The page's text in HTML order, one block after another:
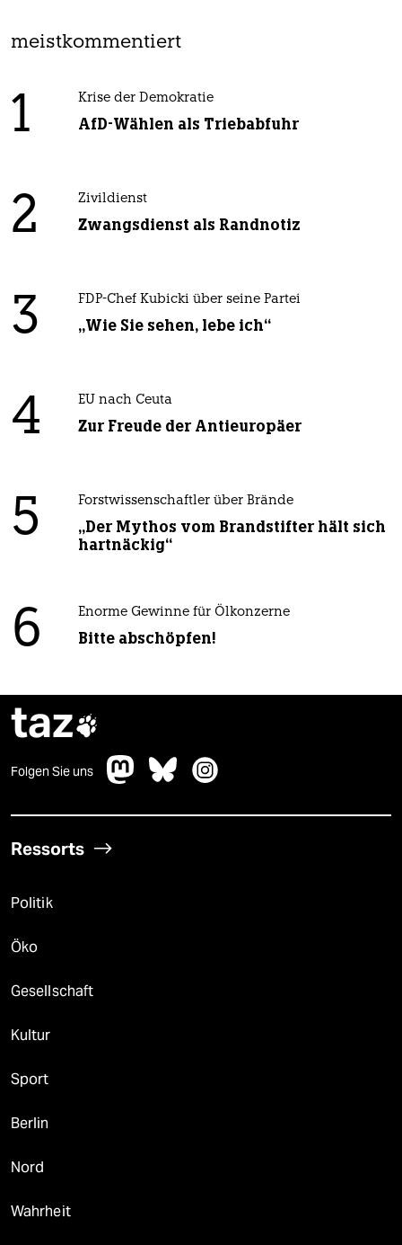
meistkommentiert
1 Krise der Demokratie
AfD-Wählen als Triebabfuhr
2 Zivildienst
Zwangsdienst als Randnotiz
3 FDP-Chef Kubicki über seine Partei
„Wie Sie sehen, lebe ich“
4 EU nach Ceuta
Zur Freude der Antieuropäer
5 Forstwissenschaftler über Brände
„Der Mythos vom Brandstifter hält sich
hartnäckig“
6 Enorme Gewinne für Ölkonzerne
Bitte abschöpfen!
taz
Folgen Sie uns
Ressorts
Politik
Öko
Gesellschaft
Kultur
Sport
Berlin
Nord
Wahrheit